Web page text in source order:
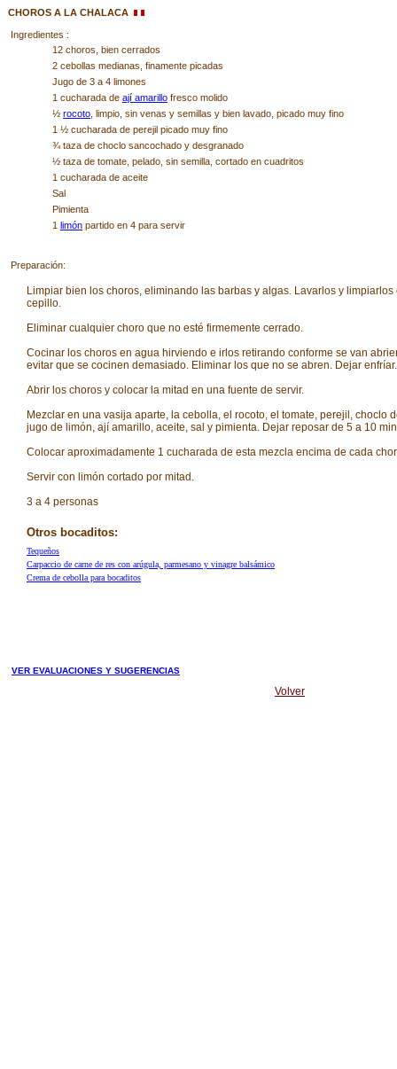
CHOROS A LA CHALACA
Ingredientes :
12 choros, bien cerrados
2 cebollas medianas, finamente picadas
Jugo de 3 a 4 limones
1 cucharada de ají amarillo fresco molido
½ rocoto , limpio, sin venas y semillas y bien lavado, picado muy fino
1 ½ cucharada de perejil picado muy fino
¾ taza de choclo sancochado y desgranado
½ taza de tomate, pelado, sin semilla, cortado en cuadritos
1 cucharada de aceite
Sal
Pimienta
1 limón partido en 4 para servir
Preparación:
Limpiar bien los choros, eliminando las barbas y algas. Lavarlos y limpiarlos
cepillo.
Eliminar cualquier choro que no esté firmemente cerrado.
Cocinar los choros en agua hirviendo e irlos retirando conforme se van
evitar que se cocinen demasiado. Eliminar los que no se abren. Dejar enfríar.
Abrir los choros y colocar la mitad en una fuente de servir.
Mezclar en una vasija aparte, la cebolla, el rocoto, el tomate, perejil, choclo
jugo de limón, ají amarillo, aceite, sal y pimienta. Dejar reposar de 5 a 10
Colocar aproximadamente 1 cucharada de esta mezcla encima de cada
Servir con limón cortado por mitad.
3 a 4 personas
Otros bocaditos:
Tequeños
Carpaccio de carne de res con arúgula, parmesano y vinagre balsámico
Crema de cebolla para bocaditos
VER EVALUACIONES Y SUGERENCIAS
Volver